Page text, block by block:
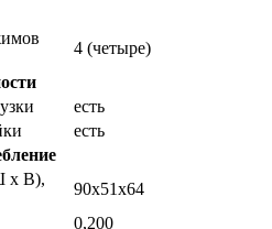
4 (четыре)
есть
есть
х В),
90х51х64
0,200